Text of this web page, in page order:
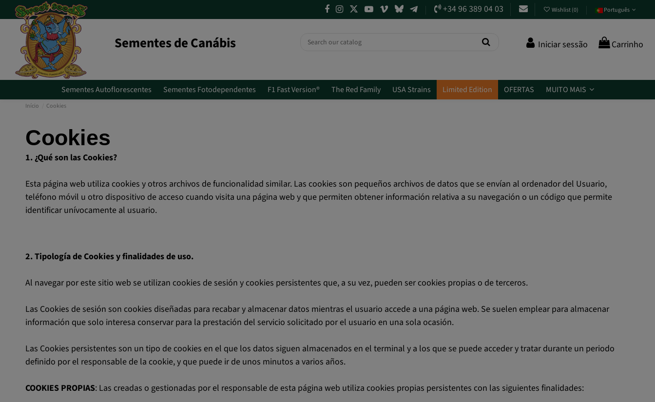
+34 96 389 04 03 Wishlist(0) Português
Sementes de Canábis Iniciar sessão Carrinho
Sementes Autoflorescentes Sementes Fotodependentes F1 Fast Version® The Red Family USA Strains Limited Edition OFERTAS MUITO MAIS
Início Cookies
Cookies
1. ¿Qué son las Cookies?
Esta página web utiliza cookies y otros archivos de funcionalidad similar. Las cookies son pequeños archivos de datos que se envían al ordenador del Usuario,
teléfono móvil u otro dispositivo de acceso cuando visita una página web y que permiten obtener información relativa a su navegación o un código que permite
identificar unívocamente al usuario.
2. Tipología de Cookies y finalidades de uso.
Al navegar por este sitio web se utilizan cookies de sesión y cookies persistentes que, a su vez, pueden ser cookies propias o de terceros.
Las Cookies de sesión son cookies diseñadas para recabar y almacenar datos mientras el usuario accede a una página web. Se suelen emplear para almacenar
información que solo interesa conservar para la prestación del servicio solicitado por el usuario en una sola ocasión.
Las Cookies persistentes son un tipo de cookies en el que los datos siguen almacenados en el terminal y a los que se puede acceder y tratar durante un periodo
definido por el responsable de la cookie, y que puede ir de unos minutos a varios años.
COOKIES PROPIAS: Las creadas o gestionadas por el responsable de esta página web utiliza cookies propias persistentes con las siguientes finalidades: